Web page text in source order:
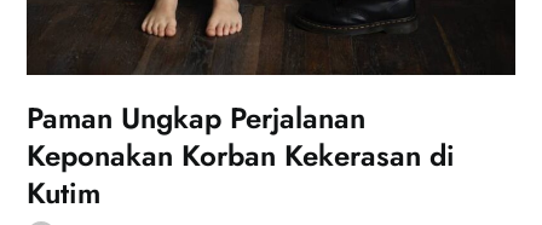
Paman Ungkap Perjalanan
Keponakan Korban Kekerasan di
Kutim